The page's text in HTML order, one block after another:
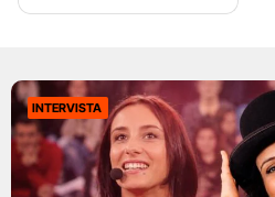
INTERVISTA